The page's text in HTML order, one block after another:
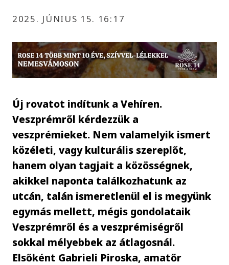
2025. JÚNIUS 15. 16:17
Új rovatot indítunk a Vehíren.
Veszprémről kérdezzük a
veszprémieket. Nem valamelyik ismert
közéleti, vagy kulturális szereplőt,
hanem olyan tagjait a közösségnek,
akikkel naponta találkozhatunk az
utcán, talán ismeretlenül el is megyünk
egymás mellett, mégis gondolataik
Veszprémről és a veszprémiségről
sokkal mélyebbek az átlagosnál.
Elsőként Gabrieli Piroska, amatőr